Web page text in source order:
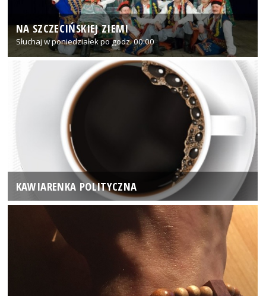
NA SZCZECIŃSKIEJ ZIEMI
Słuchaj w poniedziałek po godz. 00:00
KAWIARENKA POLITYCZNA